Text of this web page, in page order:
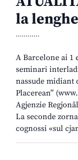
la
............
A Barcelone ai 1
seminari
nassude midiant
Placerean”
Agjenzie
La seconde
cognossi «sul